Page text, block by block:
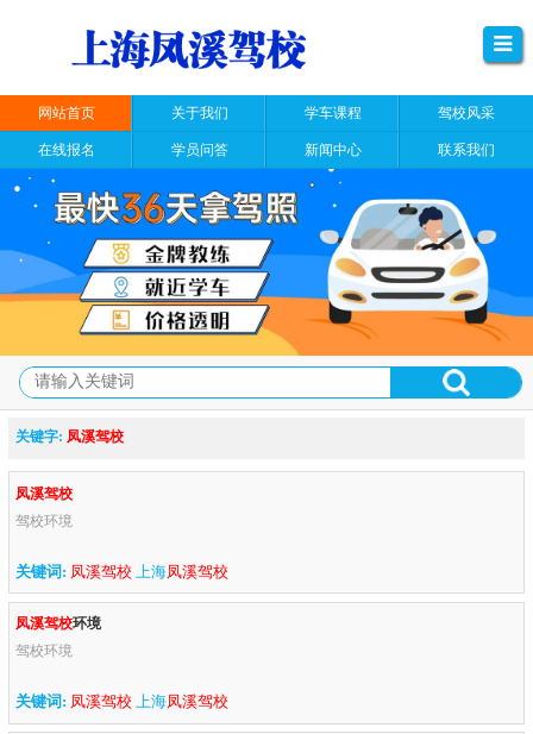
网站首页 关于我们 学车课程 驾校风采
在线报名 学员问答 新闻中心 联系我们
关键字: 凤溪驾校
凤溪驾校
驾校环境
关键词: 凤溪驾校 上海 凤溪驾校
凤溪驾校环境
驾校环境
关键词: 凤溪驾校 上海凤溪驾校